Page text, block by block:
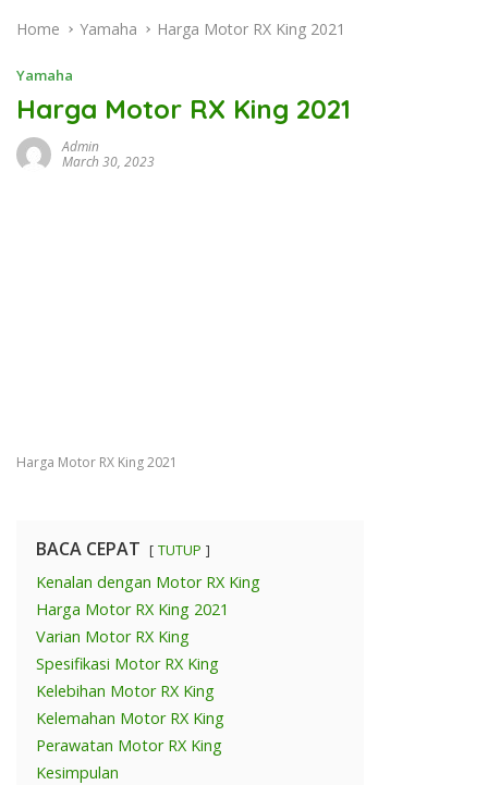
Home Yamaha Harga Motor RX King 2021
Yamaha
Harga Motor RX King 2021
Admin
March 30, 2023
Harga Motor RX King 2021
BACA CEPAT TUTUP
Kenalan dengan Motor RX King
Harga Motor RX King 2021
Varian Motor RX King
Spesifikasi Motor RX King
Kelebihan Motor RX King
Kelemahan Motor RX King
Perawatan Motor RX King
Kesimpulan